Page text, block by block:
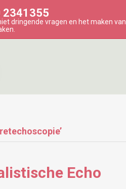
2341355
dringende vragen en het maken van
Echo